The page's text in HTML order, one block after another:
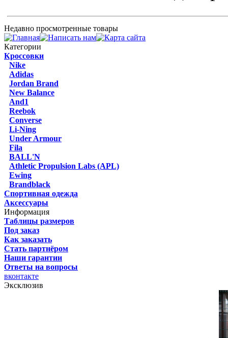
Недавно просмотренные товары
Категории
Кроссовки
Nike
Adidas
Jordan Brand
New Balance
And1
Reebok
Converse
Li-Ning
Under Armour
Fila
BALL'N
Athletic Propulsion Labs (APL)
Ewing
Brandblack
Спортивная одежда
Аксессуары
Информация
Таблицы размеров
Под заказ
Как заказать
Стать партнёром
Наши гарантии
Ответы на вопросы
вконтакте
Эксклюзив